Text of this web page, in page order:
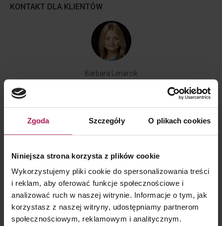
Zgoda Szczegóły O plikach cookies
Niniejsza strona korzysta z plików cookie
Wykorzystujemy pliki cookie do spersonalizowania treści
i reklam, aby oferować funkcje społecznościowe i
analizować ruch w naszej witrynie. Informacje o tym, jak
korzystasz z naszej witryny, udostępniamy partnerom
społecznościowym, reklamowym i analitycznym.
KONTAKT DLA KLIENTÓW
Barbara Lenarcik
Partner | Rozwój biznesu, marketing i komunikacja
KONTAKT DLA MEDIÓW